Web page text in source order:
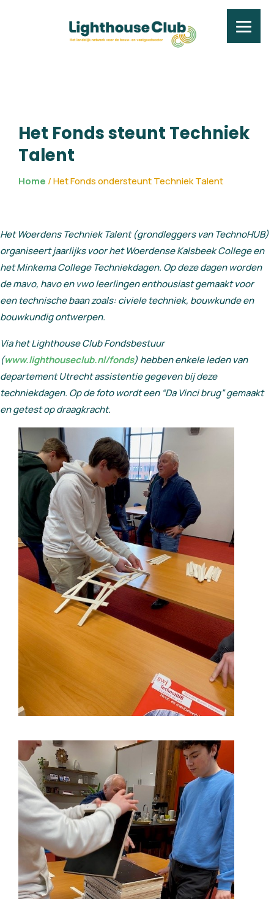
Het Fonds
Het Fonds steunt Techniek
Talent
Home /Het Fonds ondersteunt Techniek Talent
Het Woerdens Techniek Talent (grondleggers van TechnoHUB)
organiseert jaarlijks voor het Woerdense Kalsbeek College en
het Minkema College Techniekdagen. Op deze dagen worden
de mavo, havo en vwo leerlingen enthousiast gemaakt voor
een technische baan zoals: civiele techniek, bouwkunde en
bouwkundig ontwerpen.
Via het Lighthouse Club Fondsbestuur
(www.lighthouseclub.nl/fonds) hebben enkele leden van
departement Utrecht assistentie gegeven bij deze
techniekdagen. Op de foto wordt een “Da Vinci brug” gemaakt
en getest op draagkracht.